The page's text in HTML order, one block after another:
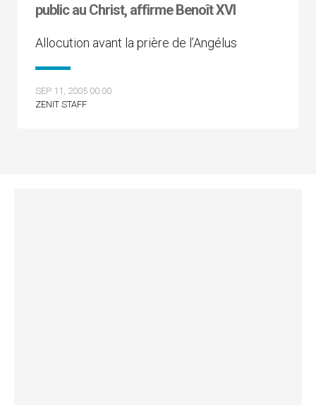
public au Christ, affirme Benoît XVI
Allocution avant la prière de l’Angélus
SEP 11, 2005 00:00
ZENIT STAFF